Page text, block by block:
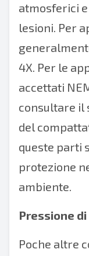
atmosferici
lesioni. Per
4X. Per le
accettati
consultare il
del
queste parti
protezione
ambiente.
Pressione
Poche altre